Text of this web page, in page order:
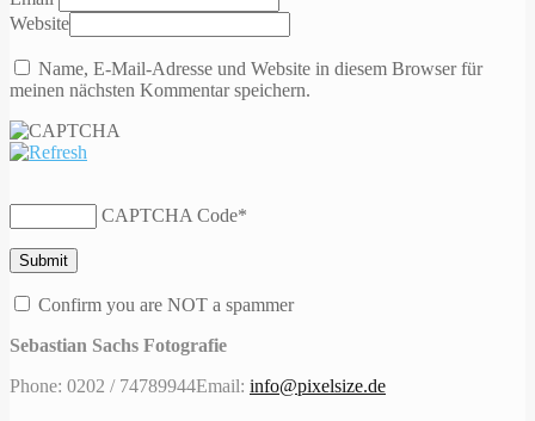
Website
Name, E-Mail-Adresse und Website in diesem Browser für
meinen nächsten Kommentar speichern.
CAPTCHA Code*
Confirm you are NOT a spammer
Sebastian Sachs Fotografie
Phone: 0202 / 74789944Email: info@pixelsize.de